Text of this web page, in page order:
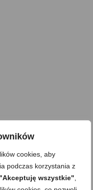
cookies, aby
podczas korzystania z
"Akceptuję wszystkie"